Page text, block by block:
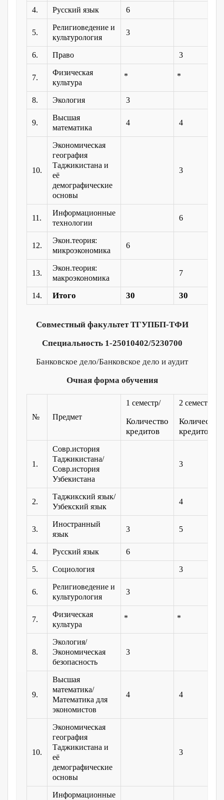
4. Русский язык 6
5.
Религиоведение и
культурология
3
6. Право 3
7.
Физическая
культура
8. Экология 3
9.
Высшая
математика
4 4
10.
Экономическая
география
Таджикистана и
её
демографические
основы
3
11.
Информационные
технологии
6
12.
Экон.теория:
микроэкономика
6
13.
Экон.теория:
макроэкономика
7
14. Итого 30 30
Совместный факультет ТГУПБП-ТФИ
Специальность 1-25010402/5230700
Банковское дело/Банковское дело и аудит
Очная форма обучения
№ Предмет
1 семестр/
Количество
кредитов
2 семестр/
Количество
кредитов
1.
Совр.история
Таджикистана/
Совр.история
Узбекистана
3
2.
Таджикский язык/
Узбекский язык
4
3.
Иностранный
язык
3 5
4. Русский язык 6
5. Социология 3
6.
Религиоведение и
культурология
3
7.
Физическая
культура
8.
Экология/
Экономическая
безопасность
3
9.
Высшая
математика/
Математика для
экономистов
4 4
10.
Экономическая
география
Таджикистана и
её
демографические
основы
3
Информационные